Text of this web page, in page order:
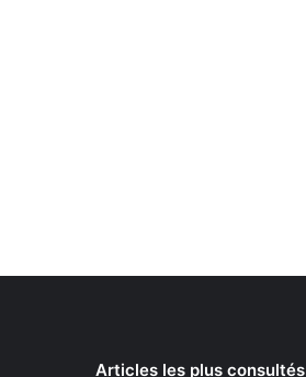
Articles les plus consultés